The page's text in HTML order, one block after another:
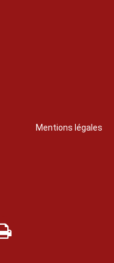
Mentions légales